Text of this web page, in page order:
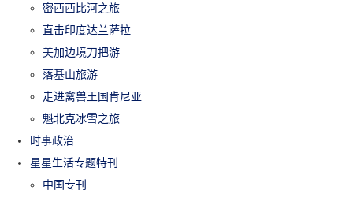
密西西比河之旅
直击印度达兰萨拉
美加边境刀把游
落基山旅游
走进禽兽王国肯尼亚
魁北克冰雪之旅
时事政治
星星生活专题特刊
中国专刊